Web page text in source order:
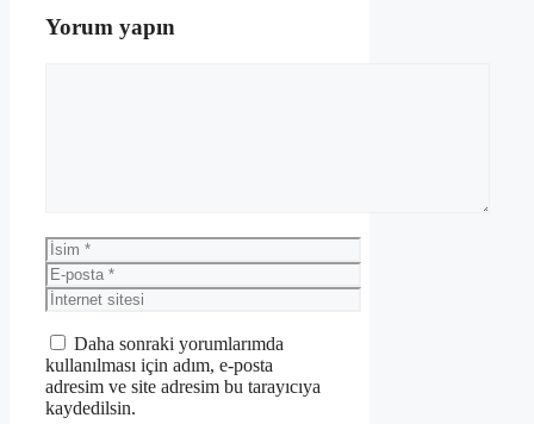
Yorum yapın
İsim
E-
posta
İnternet
sitesi
Daha sonraki yorumlarımda
kullanılması için adım, e-posta
adresim ve site adresim bu tarayıcıya
kaydedilsin.